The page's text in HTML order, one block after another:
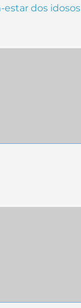
estar dos idosos